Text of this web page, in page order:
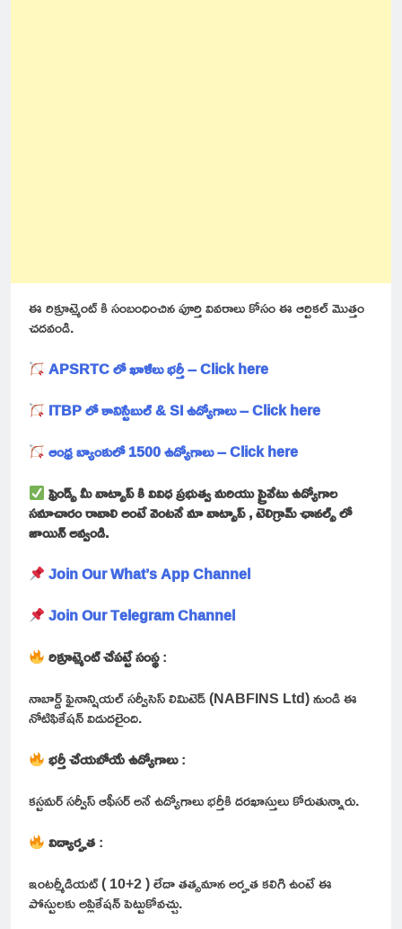
ఈ రిక్రూట్మెంట్ కి సంబంధించిన పూర్తి వివరాలు కోసం ఈ ఆర్టికల్ మొత్తం
చదవండి.
APSRTC లో ఖాళీలు భర్తీ – Click here
ITBP లో కానిస్టేబుల్ & SI ఉద్యోగాలు – Click here
ఆంధ్ర బ్యాంకులో 1500 ఉద్యోగాలు – Click here
ఫ్రెండ్స్ మీ వాట్సాప్ కి వివిధ ప్రభుత్వ మరియు ప్రైవేటు ఉద్యోగాల
సమాచారం రావాలి అంటే వెంటనే మా వాట్సాప్ , టెలిగ్రామ్ ఛానల్స్ లో
జాయిన్ అవ్వండి.
Join Our What’s App Channel
Join Our Telegram Channel
రిక్రూట్మెంట్ చేపట్టే సంస్థ:
నాబార్డ్ ఫైనాన్షియల్ సర్వీసెస్ లిమిటెడ్ (NABFINS Ltd) నుండి ఈ
నోటిఫికేషన్ విడుదలైంది.
భర్తీ చేయబోయే ఉద్యోగాలు:
కస్టమర్ సర్వీస్ ఆఫీసర్ అనే ఉద్యోగాలు భర్తీకి దరఖాస్తులు కోరుతున్నారు.
విద్యార్హత:
ఇంటర్మీడియట్ ( 10+2 ) లేదా తత్సమాన అర్హత కలిగి ఉంటే ఈ
పోస్టులకు అప్లికేషన్ పెట్టుకోవచ్చు.